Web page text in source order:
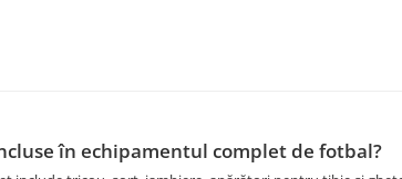
în echipamentul complet de fotbal?